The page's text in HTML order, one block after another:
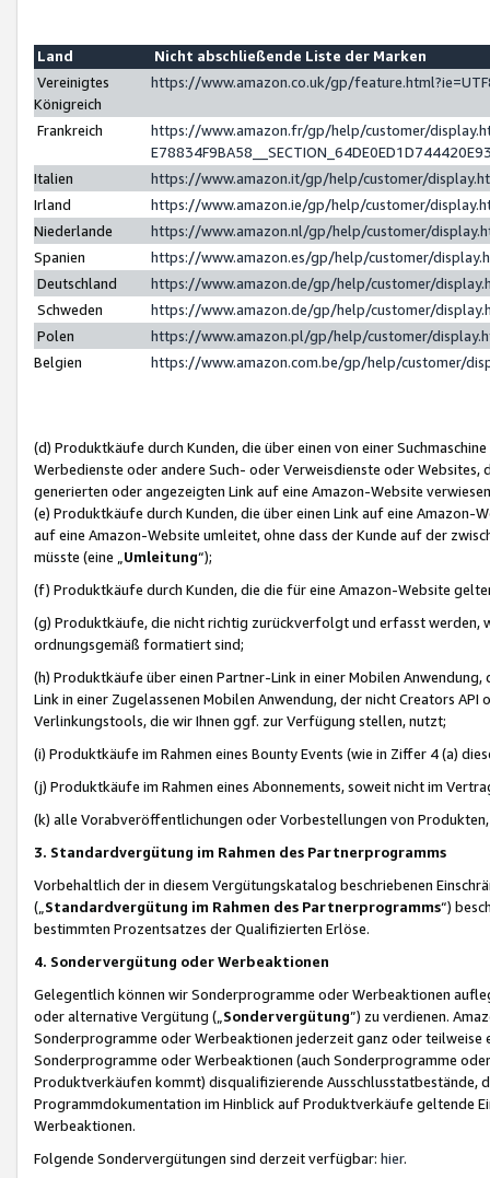
Land
Nicht abschließende Liste der Marken
Vereinigtes
Königreich
https://www.amazon.co.uk/gp/
Frankreich
https://www.amazon.fr/gp/help/customer/
Italien
https://www.amazon.it/gp/help/customer/
Irland
https://www.amazon.ie/gp/help/customer/
Niederlande
https://www.amazon.nl/gp/help/customer/
Spanien
https://www.amazon.es/gp/help/customer/
Deutschland
https://www.amazon.de/gp/help/customer/
Schweden
https://www.amazon.de/gp/help/customer/
Polen
https://www.amazon.pl/gp/help/customer/
Belgien
https://www.amazon.com.be/gp/help/customer/
(d) Produktkäufe durch Kunden, die über einen von einer
Werbedienste oder andere Such- oder Verweisdienste oder Websites,
generierten oder angezeigten Link auf eine Amazon-Website
(e) Produktkäufe durch Kunden, die über einen Link auf eine
auf eine Amazon-Website umleitet, ohne dass der Kunde auf der
müsste (eine „ Umleitung“);
(f) Produktkäufe durch Kunden, die die für eine Amazon-Website
(g) Produktkäufe, die nicht richtig zurückverfolgt und erfasst werden,
ordnungsgemäß formatiert sind;
(h) Produktkäufe über einen Partner-Link in einer Mobilen
Link in einer Zugelassenen Mobilen Anwendung, der nicht Creators
Verlinkungstools, die wir Ihnen ggf. zur Verfügung stellen, nutzt;
(i) Produktkäufe im Rahmen eines Bounty Events (wie in Ziffer 4 (a)
(j) Produktkäufe im Rahmen eines Abonnements, soweit nicht im
(k) alle Vorabveröffentlichungen oder Vorbestellungen von
3. Standardvergütung im Rahmen des Partnerprogramms
Vorbehaltlich der in diesem Vergütungskatalog beschriebenen
(„ Standardvergütung im Rahmen des Partnerprogramms“)
bestimmten Prozentsatzes der Qualifizierten Erlöse.
4. Sondervergütung oder Werbeaktionen
Gelegentlich können wir Sonderprogramme oder Werbeaktionen
oder alternative Vergütung („ Sondervergütung”) zu verdienen.
Sonderprogramme oder Werbeaktionen jederzeit ganz oder
Sonderprogramme oder Werbeaktionen (auch Sonderprogramme
Produktverkäufen kommt) disqualifizierende Ausschlusstatbestände,
Programmdokumentation im Hinblick auf Produktverkäufe geltende
Werbeaktionen.
Folgende Sondervergütungen sind derzeit verfügbar: hier.